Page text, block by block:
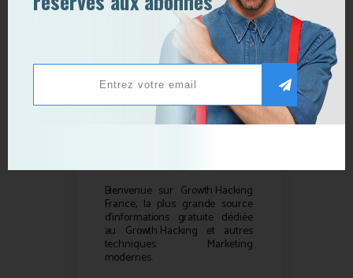
Qui sommes-nous ?
Bienvenue sur Growth Hacking
France, la plus grande source
d’informations gratuite dédiée
au Growth Hacking et autres
techniques Marketing
modernes.